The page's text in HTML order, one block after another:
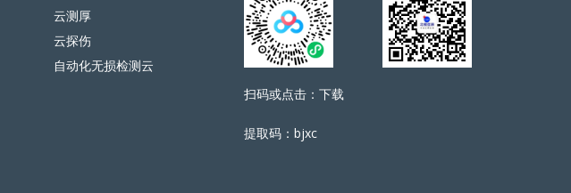
云测厚
云探伤
自动化无损检测云
扫码或点击：下载
提取码：bjxc